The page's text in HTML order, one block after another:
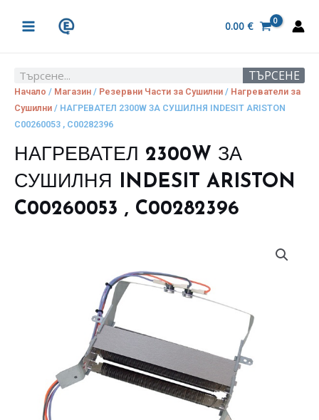
MENU
0.00 €
Search ТЪРСЕНЕ
Начало / Магазин / Резервни Части за Сушилни / Нагреватели за
Сушилни / НАГРЕВАТЕЛ 2300W ЗА СУШИЛНЯ INDESIT ARISTON
C00260053 , C00282396
НАГРЕВАТЕЛ 2300W ЗА
СУШИЛНЯ INDESIT ARISTON
C00260053 , C00282396